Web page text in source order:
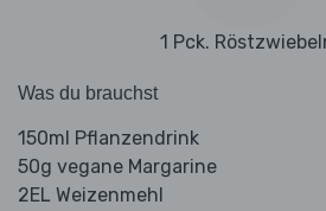
1 Pck.
Was du brauchst
150ml Pflanzendrink
50g vegane Margarine
2EL Weizenmehl